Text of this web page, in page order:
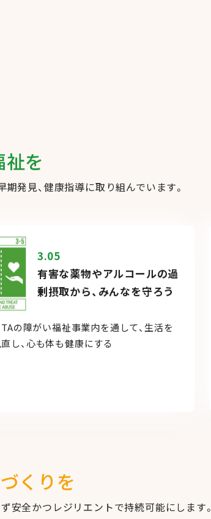
を
発見、健康指導に取り組んでいます。
3.05
有害な薬物やアルコールの過
剰摂取から、みんなを守ろう
の障がい福祉事業内を通して、生活を
直し、心も体も健康にする
くりを
安全かつレジリエントで持続可能にします。